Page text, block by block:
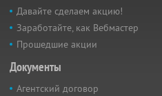
Давайте сделаем акцию!
Заработайте, как Вебмастер
Прошедшие акции
Документы
Агентский договор